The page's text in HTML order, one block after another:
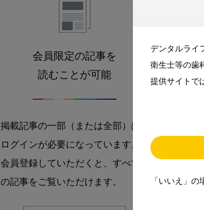
デンタルライ
衛生士等の歯
提供サイトで
「いいえ」
会員限定の記事を
読むことが可能
掲載記事の一部（または全部）は
ログインが必要になっています。
会員登録していただくと、すべて
の記事をご覧いただけます。